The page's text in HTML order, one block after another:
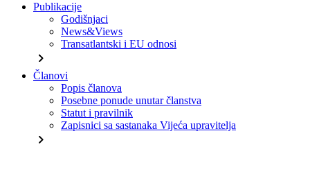
Publikacije
Godišnjaci
News&Views
Transatlantski i EU odnosi
chevron_right
Članovi
Popis članova
Posebne ponude unutar članstva
Statut i pravilnik
Zapisnici sa sastanaka Vijeća upravitelja
chevron_right